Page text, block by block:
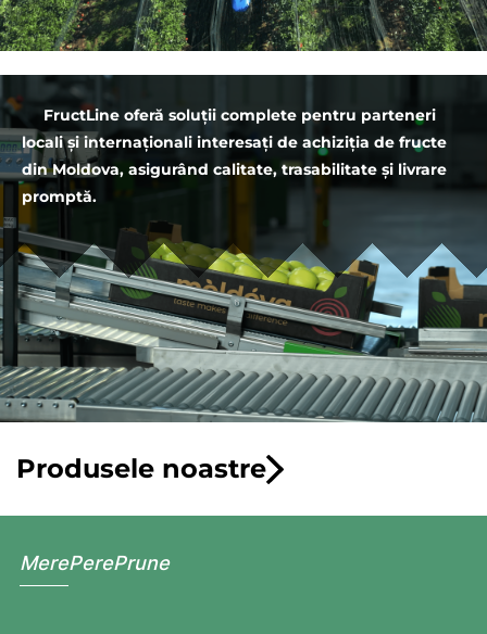
FructLine oferă soluții complete pentru parteneri
locali și internaționali interesați de achiziția de fructe
din Moldova, asigurând calitate, trasabilitate și livrare
promptă.
Produsele noastre
MerePerePrune